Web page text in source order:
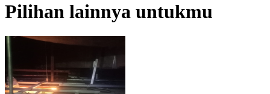
Pilihan lainnya untukmu